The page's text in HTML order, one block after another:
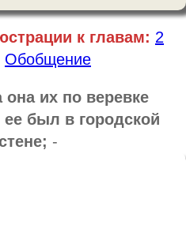
к главам: 2
Обобщение
она их по веревке
был в городской
-